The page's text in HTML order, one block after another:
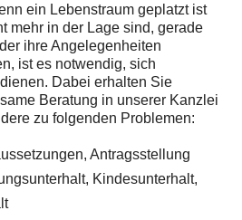
ein Lebenstraum geplatzt ist
mehr in der Lage sind, gerade
ihre Angelegenheiten
ist es notwendig, sich
Dabei erhalten Sie
Beratung in unserer Kanzlei
zu folgenden Problemen:
Antragsstellung
Kindesunterhalt,